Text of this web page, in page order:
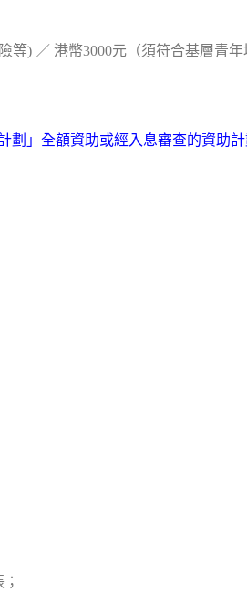
) ／ 港幣3000元（須符合基層青年
劃」全額資助或經入息審查的資助